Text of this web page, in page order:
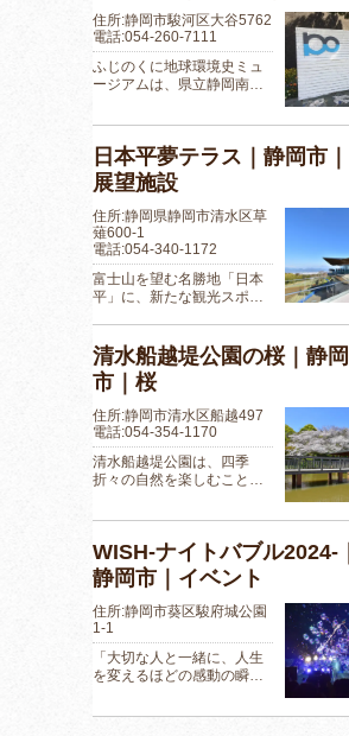
住所:静岡市駿河区大谷5762
電話:054-260-7111
ふじのくに地球環境史ミュ
ージアムは、県立静岡南…
日本平夢テラス｜静岡市｜
展望施設
住所:静岡県静岡市清水区草
薙600-1
電話:054-340-1172
富士山を望む名勝地「日本
平」に、新たな観光スポ…
清水船越堤公園の桜｜静岡
市｜桜
住所:静岡市清水区船越497
電話:054-354-1170
清水船越堤公園は、四季
折々の自然を楽しむこと…
WISH-ナイトバブル2024-｜
静岡市｜イベント
住所:静岡市葵区駿府城公園
1-1
「大切な人と一緒に、人生
を変えるほどの感動の瞬…